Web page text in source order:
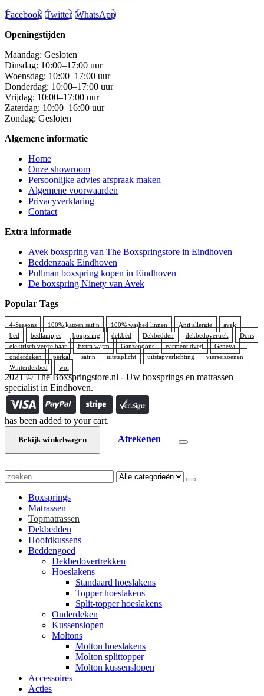
Facebook Twitter WhatsApp
Openingstijden
Maandag: Gesloten
Dinsdag: 10:00–17:00 uur
Woensdag: 10:00–17:00 uur
Donderdag: 10:00–17:00 uur
Vrijdag: 10:00–17:00 uur
Zaterdag: 10:00–16:00 uur
Zondag: Gesloten
Algemene informatie
Home
Onze showroom
Persoonlijke advies afspraak maken
Algemene voorwaarden
Privacyverklaring
Contact
Extra informatie
Avek boxspring van The Boxspringstore in Eindhoven
Beddenzaak Eindhoven
Pullman boxspring kopen in Eindhoven
De boxspring Ninety van Avek
Popular Tags
4-Seasons 100% katoen satijn 100% washed linnen Anti allergie
avek
bed
bedlampjes boxpsring dekbed Dekbedden dekbedovertrek
Dons
elektrisch verstelbaar
Extra warm Ganzendons garment dyed
Geneva
onderdeken
perkal satijn uitstaplicht uitstapverlichting
vierseizoenen
Winterdekbed
wol
2021 © The Boxspringstore.nl - Uw boxsprings en matrassen
specialist in Eindhoven.
has been added to your cart.
Bekijk winkelwagen Afrekenen
Boxsprings
Matrassen
Topmatrassen
Dekbedden
Hoofdkussens
Beddengoed
Dekbedovertrekken
Hoeslakens
Standaard hoeslakens
Topper hoeslakens
Split-topper hoeslakens
Onderdeken
Kussenslopen
Moltons
Molton hoeslakens
Molton splittopper
Molton kussenslopen
Accessoires
Acties